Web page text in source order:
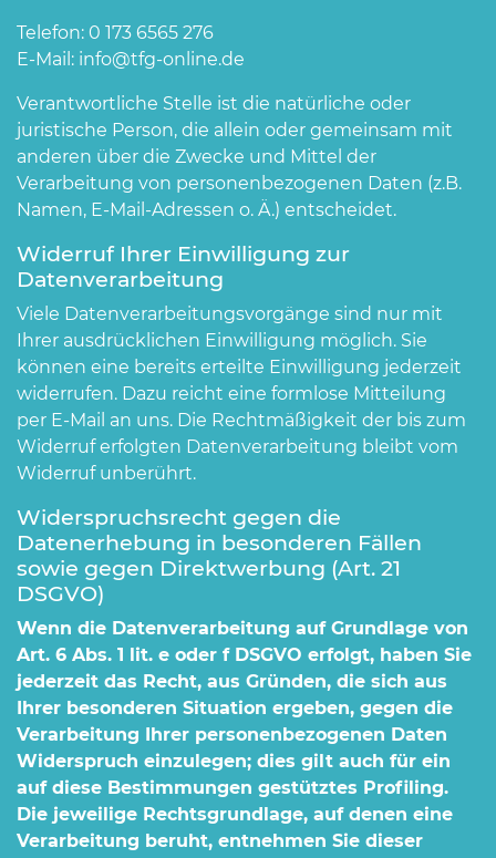
Telefon: 0 173 6565 276
E-Mail: info@tfg-online.de
Verantwortliche Stelle ist die natürliche oder
juristische Person, die allein oder gemeinsam mit
anderen über die Zwecke und Mittel der
Verarbeitung von personenbezogenen Daten (z.B.
Namen, E-Mail-Adressen o. Ä.) entscheidet.
Widerruf Ihrer Einwilligung zur
Datenverarbeitung
Viele Datenverarbeitungsvorgänge sind nur mit
Ihrer ausdrücklichen Einwilligung möglich. Sie
können eine bereits erteilte Einwilligung jederzeit
widerrufen. Dazu reicht eine formlose Mitteilung
per E-Mail an uns. Die Rechtmäßigkeit der bis zum
Widerruf erfolgten Datenverarbeitung bleibt vom
Widerruf unberührt.
Widerspruchsrecht gegen die
Datenerhebung in besonderen Fällen
sowie gegen Direktwerbung (Art. 21
DSGVO)
Wenn die Datenverarbeitung auf Grundlage von
Art. 6 Abs. 1 lit. e oder f DSGVO erfolgt, haben Sie
jederzeit das Recht, aus Gründen, die sich aus
Ihrer besonderen Situation ergeben, gegen die
Verarbeitung Ihrer personenbezogenen Daten
Widerspruch einzulegen; dies gilt auch für ein
auf diese Bestimmungen gestütztes Profiling.
Die jeweilige Rechtsgrundlage, auf denen eine
Verarbeitung beruht, entnehmen Sie dieser